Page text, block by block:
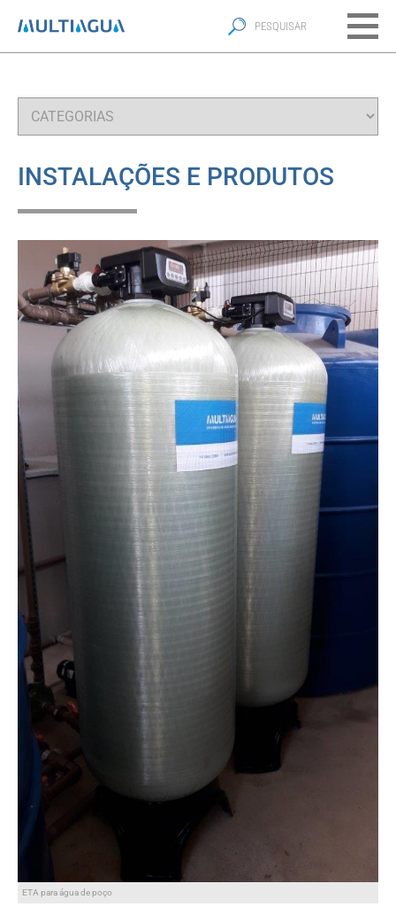
INSTALAÇÕES E PRODUTOS
ETA para água de poço